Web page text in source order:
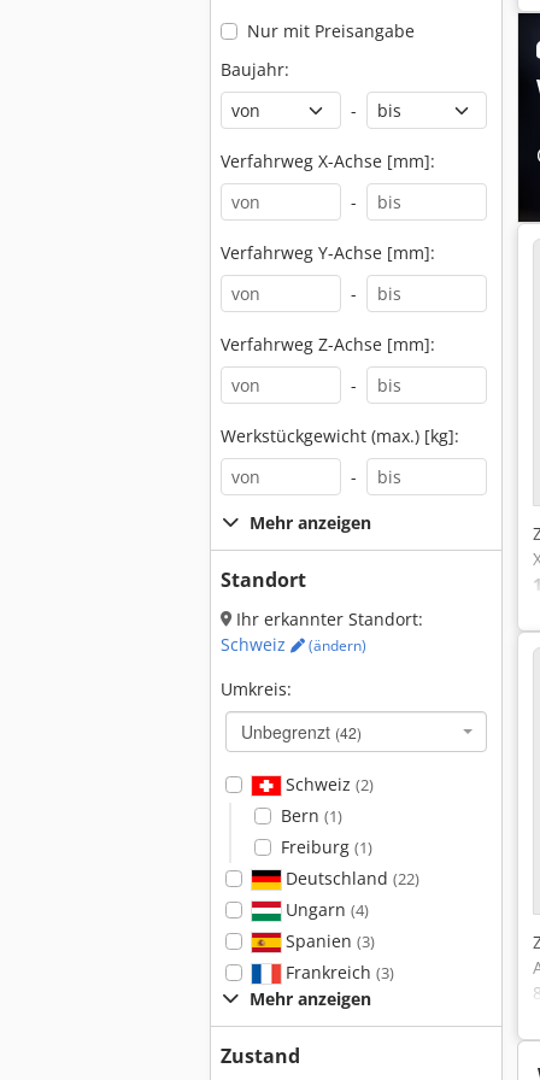
Nur mit Preisangabe
Baujahr:
-
Verfahrweg X-Achse [mm]:
-
Verfahrweg Y-Achse [mm]:
-
Verfahrweg Z-Achse [mm]:
-
Werkstückgewicht (max.) [kg]:
-
Mehr anzeigen
Standort
Ihr erkannter Standort:
Schweiz
(ändern)
Umkreis:
Unbegrenzt (42)
Schweiz (2)
Bern (1)
Freiburg (1)
Deutschland (22)
Ungarn (4)
Spanien (3)
Frankreich (3)
Mehr anzeigen
Zustand